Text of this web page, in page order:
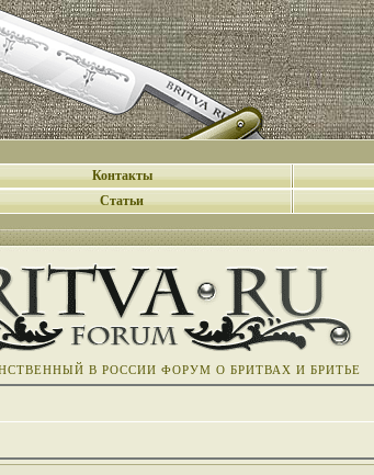
Контакты
Статьи
В РОССИИ ФОРУМ О БРИТВАХ И БРИТЬЕ